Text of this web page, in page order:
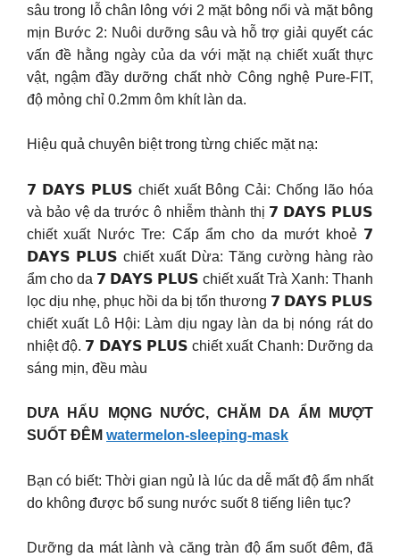
sâu trong lỗ chân lông với 2 mặt bông nổi và mặt bông
mịn Bước 2: Nuôi dưỡng sâu và hỗ trợ giải quyết các
vấn đề hằng ngày của da với mặt nạ chiết xuất thực
vật, ngậm đầy dưỡng chất nhờ Công nghệ Pure-FIT,
độ mỏng chỉ 0.2mm ôm khít làn da.
Hiệu quả chuyên biệt trong từng chiếc mặt nạ:
𝟳 𝗗𝗔𝗬𝗦 𝗣𝗟𝗨𝗦 chiết xuất Bông Cải: Chống lão hóa
và bảo vệ da trước ô nhiễm thành thị 𝟳 𝗗𝗔𝗬𝗦 𝗣𝗟𝗨𝗦
chiết xuất Nước Tre: Cấp ẩm cho da mướt khoẻ 𝟳
𝗗𝗔𝗬𝗦 𝗣𝗟𝗨𝗦 chiết xuất Dừa: Tăng cường hàng rào
ẩm cho da 𝟳 𝗗𝗔𝗬𝗦 𝗣𝗟𝗨𝗦 chiết xuất Trà Xanh: Thanh
lọc dịu nhẹ, phục hồi da bị tổn thương 𝟳 𝗗𝗔𝗬𝗦 𝗣𝗟𝗨𝗦
chiết xuất Lô Hội: Làm dịu ngay làn da bị nóng rát do
nhiệt độ. 𝟳 𝗗𝗔𝗬𝗦 𝗣𝗟𝗨𝗦 chiết xuất Chanh: Dưỡng da
sáng mịn, đều màu
DƯA HẤU MỌNG NƯỚC, CHĂM DA ẨM MƯỢT
SUỐT ĐÊM watermelon-sleeping-mask
Bạn có biết: Thời gian ngủ là lúc da dễ mất độ ẩm nhất
do không được bổ sung nước suốt 8 tiếng liên tục?
Dưỡng da mát lành và căng tràn độ ẩm suốt đêm, đã